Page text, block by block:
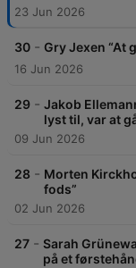
23 Jun 2026
30 - Gry Jexen “At
16 Jun 2026
29 - Jakob
lyst til, var at
09 Jun 2026
28 - Morten
fods”
02 Jun 2026
27 - Sarah
på et